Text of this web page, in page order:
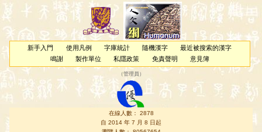
新手入門 使用凡例 字庫統計 隨機漢字
最近被搜索的漢字
鳴謝
製作單位 私隱政策 免責聲明 意見簿
（管理員 ）
在線人數： 2878
自 2014 年 7 月 8 日起